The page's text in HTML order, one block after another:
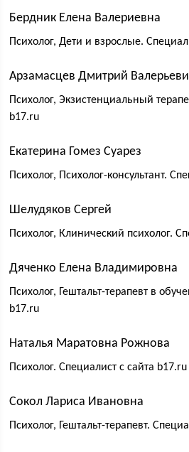
Бердник Елена Валериевна
Психолог, Дети и взрослые.
Арзамасцев Дмитрий
Психолог, Экзистенциальный
b17.ru
Екатерина Гомез Суарез
Психолог, Психолог-консультант.
Шелудяков Сергей
Психолог, Клинический психолог.
Дяченко Елена Владимировна
Психолог, Гештальт-терапевт в
b17.ru
Наталья Маратовна Рожнова
Психолог. Специалист с сайта b17.ru
Сокол Лариса Ивановна
Психолог, Гештальт-терапевт.